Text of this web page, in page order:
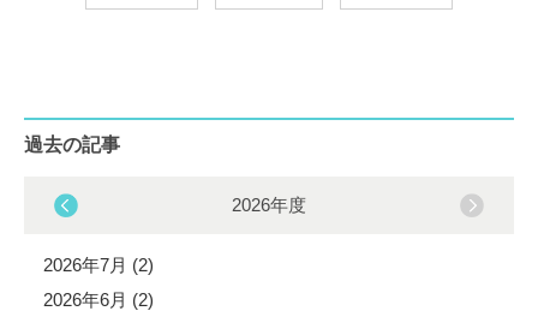
過去の記事
2026年度
2026年7月 (2)
2026年6月 (2)